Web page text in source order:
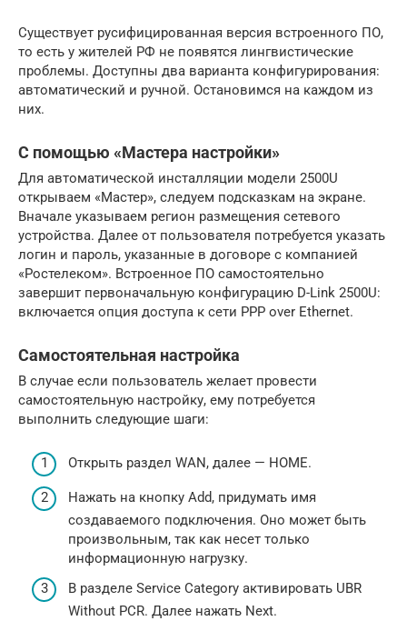
Существует русифицированная версия встроенного ПО,
то есть у жителей РФ не появятся лингвистические
проблемы. Доступны два варианта конфигурирования:
автоматический и ручной. Остановимся на каждом из
них.
С помощью «Мастера настройки»
Для автоматической инсталляции модели 2500U
открываем «Мастер», следуем подсказкам на экране.
Вначале указываем регион размещения сетевого
устройства. Далее от пользователя потребуется указать
логин и пароль, указанные в договоре с компанией
«Ростелеком». Встроенное ПО самостоятельно
завершит первоначальную конфигурацию D-Link 2500U:
включается опция доступа к сети PPP over Ethernet.
Самостоятельная настройка
В случае если пользователь желает провести
самостоятельную настройку, ему потребуется
выполнить следующие шаги:
Открыть раздел WAN, далее — HOME.
Нажать на кнопку Add, придумать имя
создаваемого подключения. Оно может быть
произвольным, так как несет только
информационную нагрузку.
В разделе Service Category активировать UBR
Without PCR. Далее нажать Next.